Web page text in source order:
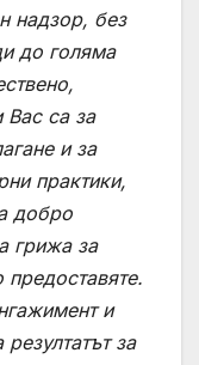
надзор, без
до голяма
Вас са за
и за
практики,
добро
грижа за
предоставяте.
и
за